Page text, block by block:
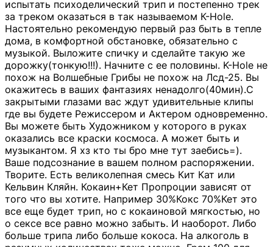
испытать психоделический трип и постепенно трек
за треком оказаться в так называемом К-Hole.
Настоятельно рекомендую первый раз быть в тепле
дома, в комфортной обстановке, обязательно с
музыкой. Выложите спичку и сделайте такую же
дорожку(тонкую!!!). Начните с ее половины. K-Hole не
похож на Волшебные Грибы не похож на Лсд-25. Вы
окажитесь в ваших фантазиях ненадолго(40мин).С
закрытыми глазами вас ждут удивительные клипы
где вы будете Режиссером и Актером одновременно.
Вы можете быть Художником у которого в руках
оказались все краски космоса. А может быть и
музыкантом. Я хз кто ты бро мне тут заебись=).
Ваше подсознание в вашем полном распоряжении.
Творите. Есть великолепная смесь Кит Кат или
Кельвин Кляйн. Кокаин+Кет Пропроции зависят от
того что вы хотите. Например 30%Кокс 70%Кет это
все еще будет трип, но с кокаиновой мягкостью, но
о сексе все равно можно забыть. И наоборот. Либо
больше трипа либо больше кокоса. На алкоголь в